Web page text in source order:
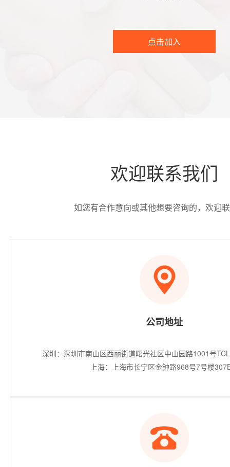
点击加入
欢迎联系我们
如您有合作意向或其他想要咨询的，欢迎
公司地址
深圳：深圳市南山区西丽街道曙光社区中山园路1001号
上海：上海市长宁区金钟路968号7号楼